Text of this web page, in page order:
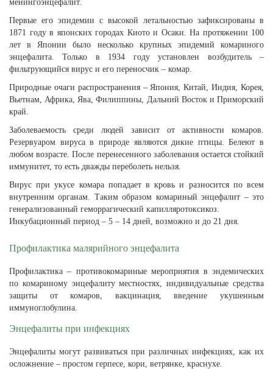
менингоэнцефалит.
Первые его эпидемии с высокой летальностью зафиксированы в
1871 году в японских городах Киото и Осаки. На протяжении 100
лет в Японии было несколько крупных эпидемий комариного
энцефалита. Только в 1934 году установлен возбудитель –
фильтрующийся вирус и его переносчик – комар.
Природные очаги распространения – Япония, Китай, Индия, Корея,
Вьетнам, Африка, Ява, Филиппины, Дальний Восток и Приморский
край.
Заболеваемость среди людей зависит от активности комаров.
Резервуаром вируса в природе являются дикие птицы. Белеют в
любом возрасте. После перенесенного заболевания остается стойкий
иммунитет, то есть дважды переболеть нельзя.
Вирус при укусе комара попадает в кровь и разносится по всем
внутренним органам. Таким образом комариный энцефалит – это
генерализованный геморрагический капилляротоксикоз.
Инкубационный период – 5 – 14 дней, возможно и до 21 дня.
Профилактика малярийного энцефалита
Профилактика – противокомариные мероприятия в эндемических
по комариному энцефалиту местностях, индивидуальные средства
защиты от комаров, вакцинация, введение укушенным
иммуноглобулина.
Энцефалиты при инфекциях
Энцефалиты могут развиваться при различных инфекциях, как их
осложнение – простом герпесе, кори, ветрянке, краснухе.